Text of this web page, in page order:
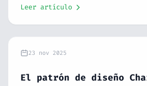
estandarizar el acceso a tus
Leer artículo
23 nov 2025
El patrón de diseño